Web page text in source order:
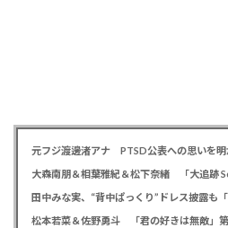
大森南朋＆相葉雅紀＆松下奈緒 「大追跡
松本若菜＆佐野勇斗 「君の好きは無敵」